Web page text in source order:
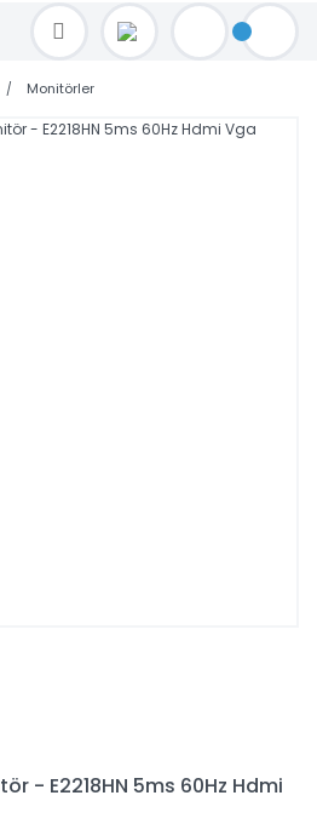
satis@toptanbilgisayar.net MAİL ATINIZ.
GÜN KARGO İLE GÖNDERİYORUZ!
Monitörler
- E2218HN 5ms 60Hz Hdmi